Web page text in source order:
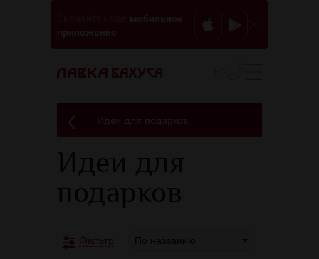
мобильное
приложение
Идеи для подарков
По названию